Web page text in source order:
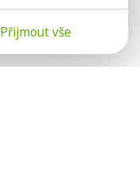
Přijmout vše